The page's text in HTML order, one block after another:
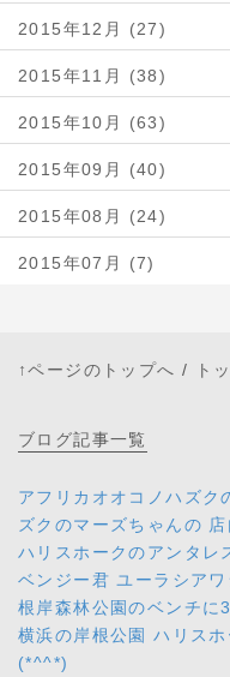
2015年12月 (27)
2015年11月 (38)
2015年10月 (63)
2015年09月 (40)
2015年08月 (24)
2015年07月 (7)
↑ページのトップへ / ト
ブログ記事一覧
アフリカオオコノハズク
ズクのマーズちゃんの
ハリスホークのアンタレ
ベンジー君 ユーラシア
根岸森林公園のベンチに
横浜の岸根公園 ハリス
(*^^*)